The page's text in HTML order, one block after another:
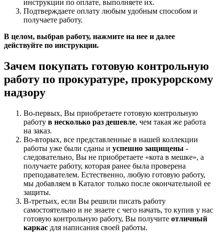
инструкции по оплате, выполняете их.
Подтверждаете оплату любым удобным способом и
получаете работу.
В целом, выбрав работу, нажмите на нее и далее
действуйте по инструкции.
Зачем покупать готовую контрольную
работу по прокуратуре, прокурорскому
надзору
Во-первых, Вы приобретаете готовую контрольную
работу в несколько раз дешевле, чем такая же работа
на заказ.
Во-вторых, все представленные в нашей коллекции
работы уже были сданы и успешно защищены -
следовательно, Вы не приобретаете «кота в мешке», а
получаете работу, которая ранее была проверена
преподавателем. Естественно, любую готовую работу,
мы добавляем в Каталог только после окончательной ее
защиты.
В-третьих, если Вы решили писать работу
самостоятельно и не знаете с чего начать, то купив у нас
готовую контрольную работу, Вы получите отличный
каркас для написания своей работы.